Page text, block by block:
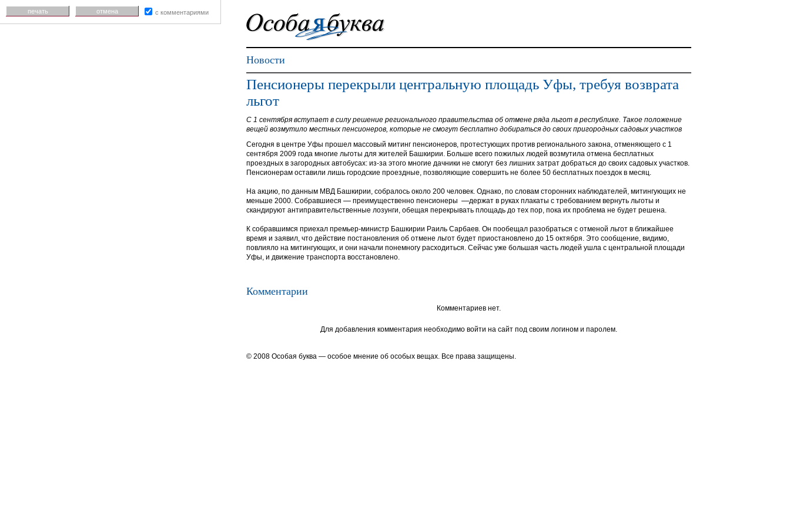
Новости
Пенсионеры перекрыли центральную площадь Уфы, требуя возврата
льгот
С 1 сентября вступает в силу решение регионального правительства об отмене ряда льгот в республике. Такое положение
вещей возмутило местных пенсионеров, которые не смогут бесплатно добираться до своих пригородных садовых участков
Сегодня в центре Уфы прошел массовый митинг пенсионеров, протестующих против регионального закона, отменяющего с 1
сентября 2009 года многие льготы для жителей Башкирии. Больше всего пожилых людей возмутила отмена бесплатных
проездных в загородных автобусах: из-за этого многие дачники не смогут без лишних затрат добраться до своих садовых участков.
Пенсионерам оставили лишь городские проездные, позволяющие совершить не более 50 бесплатных поездок в месяц.
На акцию, по данным МВД Башкирии, собралось около 200 человек. Однако, по словам сторонних наблюдателей, митингующих не
меньше 2000. Собравшиеся —преимущественно пенсионеры —держат в руках плакаты с требованием вернуть льготы и
скандируют антиправительственные лозунги, обещая перекрывать площадь до тех пор, пока их проблема не будет решена.
К собравшимся приехал премьер-министр Башкирии Раиль Сарбаев. Он пообещал разобраться с отменой льгот в ближайшее
время и заявил, что действие постановления об отмене льгот будет приостановлено до 15 октября. Это сообщение, видимо,
повлияло на митингующих, и они начали понемногу расходиться. Сейчас уже большая часть людей ушла с центральной площади
Уфы, и движение транспорта восстановлено.
Комментарии
Комментариев нет.
Для добавления комментария необходимо войти на сайт под своим логином и паролем.
© 2008 Особая буква — особое мнение об особых вещах. Все права защищены.
печать отмена с комментариями